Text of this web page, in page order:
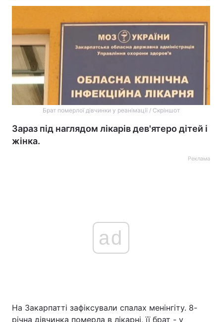
Головна Війна
Брат померлої дівчинки у реанімації / Скріншот
Зараз під наглядом лікарів дев'ятеро дітей і
жінка.
Реклама
ad
На Закарпатті зафіксували спалах менінгіту. 8-
річна дівчинка померла в лікарні, її брат - у